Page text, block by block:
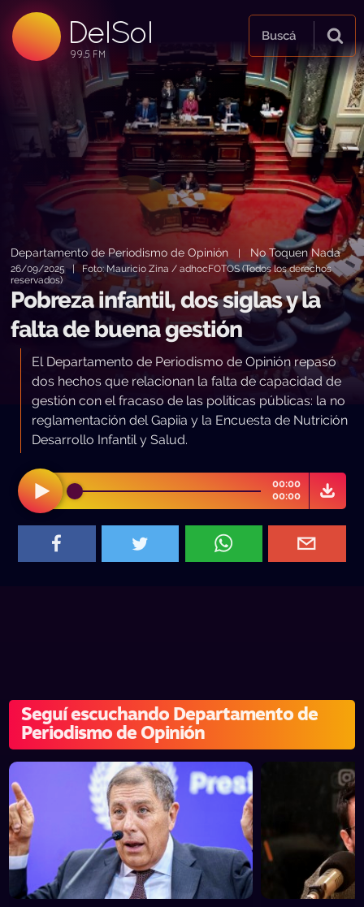
DelSol
99.5 FM
99.5 FM
99.5 FM
Buscá
Departamento de Periodismo de Opinión No Toquen Nada
26/09/2025 | Foto: Mauricio Zina / adhocFOTOS (Todos los derechos
reservados)
Pobreza infantil, dos siglas y la
falta de buena gestión
El Departamento de Periodismo de Opinión repasó
dos hechos que relacionan la falta de capacidad de
gestión con el fracaso de las políticas públicas: la no
reglamentación del Gapiia y la Encuesta de Nutrición
Desarrollo Infantil y Salud.
00:00
00:00
Seguí escuchando Departamento de
Periodismo de Opinión